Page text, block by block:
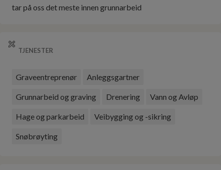
tar på oss det meste innen grunnarbeid
TJENESTER
Graveentreprenør Anleggsgartner
Grunnarbeid og graving Drenering Vann og Avløp
Hage og parkarbeid Veibygging og -sikring
Snøbrøyting